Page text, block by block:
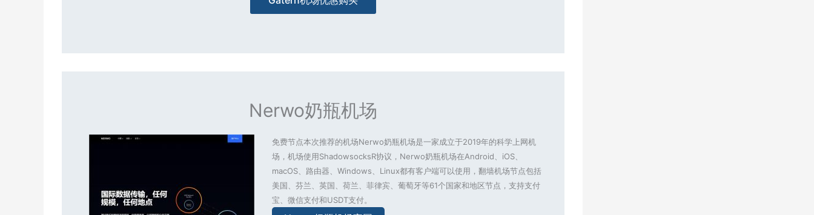
Nerwo奶瓶机场
免费节点本次推荐的机场Nerwo奶瓶机场是一家成立于2019年的科学上网机
场，机场使用ShadowsocksR协议，Nerwo奶瓶机场在Android、iOS、
macOS、路由器、Windows、Linux都有客户端可以使用，翻墙机场节点包括
美国、芬兰、英国、荷兰、菲律宾、葡萄牙等61个国家和地区节点，支持支付
宝、微信支付和USDT支付。